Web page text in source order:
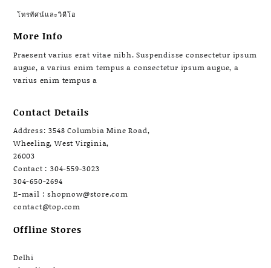
โทรทัศน์และวิดีโอ
More Info
Praesent varius erat vitae nibh. Suspendisse consectetur ipsum
augue, a varius enim tempus a consectetur ipsum augue, a
varius enim tempus a
Contact Details
Address: 3548 Columbia Mine Road,
Wheeling, West Virginia,
26003
Contact : 304-559-3023
304-650-2694
E-mail : shopnow@store.com
contact@top.com
Offline Stores
Delhi